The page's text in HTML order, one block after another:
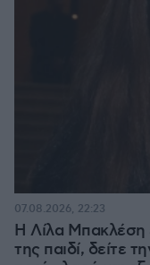
Η Λίλα Μπακλέση
της παιδί, δείτε
07.08.2026, 22:23